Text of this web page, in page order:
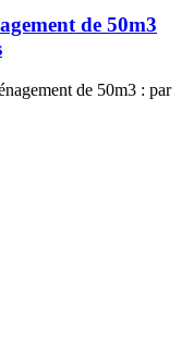
de 50m3
de 50m3 : par